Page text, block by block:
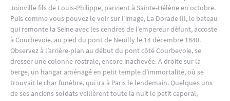
Joinville fils de Louis-Philippe, parvient à Sainte-Hélène en octobre.
Puis comme vous pouvez le voir sur l’image, La Dorade III, le bateau
qui remonte la Seine avec les cendres de l’empereur défunt, accoste
à Courbevoie, au pied du pont de Neuilly le 14 décembre 1840.
Observez à l’arrière-plan au début du pont côté Courbevoie, se
dresser une colonne rostrale, encore inachevée. A droite sur la
berge, un hangar aménagé en petit temple d’immortalité, où se
trouvait le char funèbre, qui ira à Paris le lendemain. Quelques uns
de ses anciens soldats veillèrent toute la nuit le petit caporal,